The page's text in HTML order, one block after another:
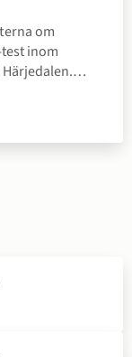
om
inom
Acid
– en